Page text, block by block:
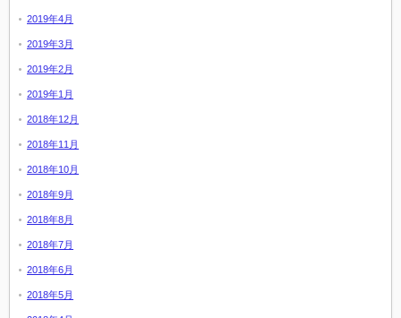
2019年4月
2019年3月
2019年2月
2019年1月
2018年12月
2018年11月
2018年10月
2018年9月
2018年8月
2018年7月
2018年6月
2018年5月